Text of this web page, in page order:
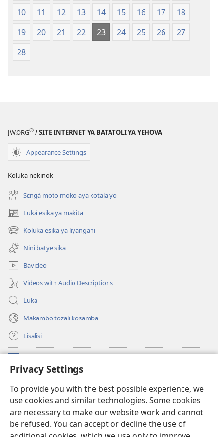
Privacy Settings
To provide you with the best possible experience, we
use cookies and similar technologies. Some cookies
are necessary to make our website work and cannot
be refused. You can accept or decline the use of
Edition)
10
11 12 13 14 15 16 17
18
19
20 21 22 23 24 25 26
27
28
JW.ORG® / SITE INTERNET YA BATATOLI YA YEHOVA
Appearance Settings
Koluka nokinoki
Sɛngá moto moko aya kotala yo
Luká esika ya makita
(fungolá
fenɛtrɛ
mosusu)
Koluka esika ya liyangani
(fungolá
fenɛtrɛ
mosusu)
Nini batye sika
Bavideo
Videos with Audio Descriptions
Luká
Makambo tozali kosamba
Lisalisi
(fungolá
fenɛtrɛ
Watchtower Mikanda oyo ezali na Internet
(fungolá
fenɛtrɛ
mosusu)JW Hub
(fungolá
fenɛtrɛ
mosusu)Programɛ JW Library ®